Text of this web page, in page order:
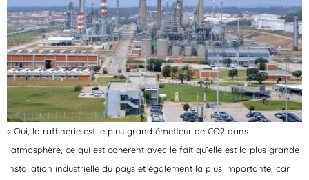
« Oui, la raffinerie est le plus grand émetteur de CO2 dans
l’atmosphère, ce qui est cohérent avec le fait qu’elle est la plus grande
installation industrielle du pays et également la plus importante, car